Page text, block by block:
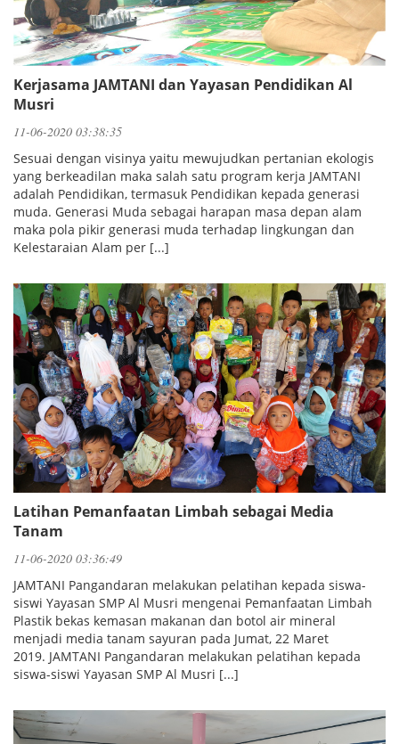
Kerjasama JAMTANI dan Yayasan Pendidikan Al
Musri
11-06-2020 03:38:35
Sesuai dengan visinya yaitu mewujudkan pertanian ekologis
yang berkeadilan maka salah satu program kerja JAMTANI
adalah Pendidikan, termasuk Pendidikan kepada generasi
muda. Generasi Muda sebagai harapan masa depan alam
maka pola pikir generasi muda terhadap lingkungan dan
Kelestaraian Alam per [...]
Latihan Pemanfaatan Limbah sebagai Media
Tanam
11-06-2020 03:36:49
JAMTANI Pangandaran melakukan pelatihan kepada siswa-
siswi Yayasan SMP Al Musri mengenai Pemanfaatan Limbah
Plastik bekas kemasan makanan dan botol air mineral
menjadi media tanam sayuran pada Jumat, 22 Maret
2019. JAMTANI Pangandaran melakukan pelatihan kepada
siswa-siswi Yayasan SMP Al Musri [...]